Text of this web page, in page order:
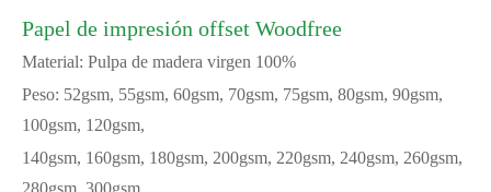
Papel de impresión offset Woodfree
Material: Pulpa de madera virgen 100%
Peso: 52gsm, 55gsm, 60gsm, 70gsm, 75gsm, 80gsm, 90gsm,
100gsm, 120gsm,
140gsm, 160gsm, 180gsm, 200gsm, 220gsm, 240gsm, 260gsm,
280gsm, 300gsm